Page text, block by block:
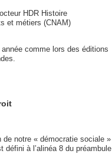
HDR Histoire
et métiers (CNAM)
comme lors des éditions
de notre « démocratie sociale »
à l’alinéa 8 du préambule